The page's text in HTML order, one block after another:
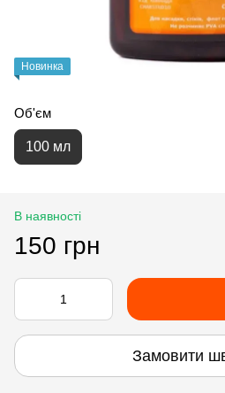
Новинка
Об'єм
100 мл
В наявності
150 грн
Замовити